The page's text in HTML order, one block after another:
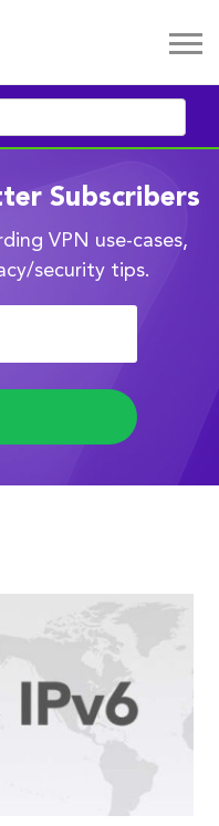
Subscribers
VPN use-cases,
security tips.